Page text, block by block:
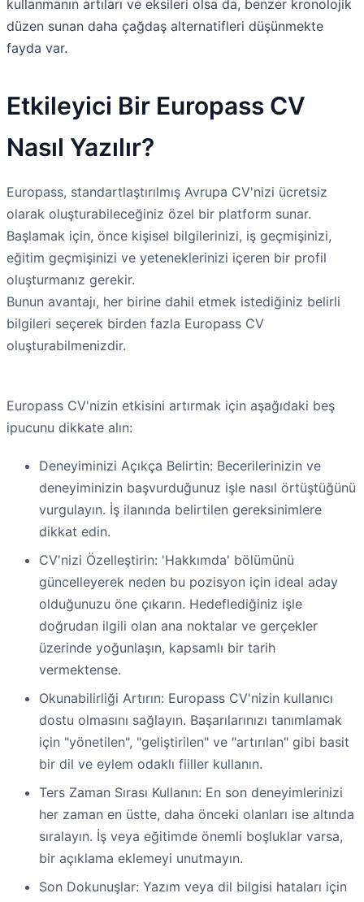
kullanmanın artıları ve eksileri olsa da, benzer kronolojik
düzen sunan daha çağdaş alternatifleri düşünmekte
fayda var.
Etkileyici Bir Europass CV
Nasıl Yazılır?
Europass, standartlaştırılmış Avrupa CV'nizi ücretsiz
olarak oluşturabileceğiniz özel bir platform sunar.
Başlamak için, önce kişisel bilgilerinizi, iş geçmişinizi,
eğitim geçmişinizi ve yeteneklerinizi içeren bir profil
oluşturmanız gerekir.
Bunun avantajı, her birine dahil etmek istediğiniz belirli
bilgileri seçerek birden fazla Europass CV
oluşturabilmenizdir.
Europass CV'nizin etkisini artırmak için aşağıdaki beş
ipucunu dikkate alın:
Deneyiminizi Açıkça Belirtin: Becerilerinizin ve
deneyiminizin başvurduğunuz işle nasıl örtüştüğünü
vurgulayın. İş ilanında belirtilen gereksinimlere
dikkat edin.
CV'nizi Özelleştirin: 'Hakkımda' bölümünü
güncelleyerek neden bu pozisyon için ideal aday
olduğunuzu öne çıkarın. Hedeflediğiniz işle
doğrudan ilgili olan ana noktalar ve gerçekler
üzerinde yoğunlaşın, kapsamlı bir tarih
vermektense.
Okunabilirliği Artırın: Europass CV'nizin kullanıcı
dostu olmasını sağlayın. Başarılarınızı tanımlamak
için "yönetilen", "geliştirilen" ve "artırılan" gibi basit
bir dil ve eylem odaklı fiiller kullanın.
Ters Zaman Sırası Kullanın: En son deneyimlerinizi
her zaman en üstte, daha önceki olanları ise altında
sıralayın. İş veya eğitimde önemli boşluklar varsa,
bir açıklama eklemeyi unutmayın.
Son Dokunuşlar: Yazım veya dil bilgisi hataları için